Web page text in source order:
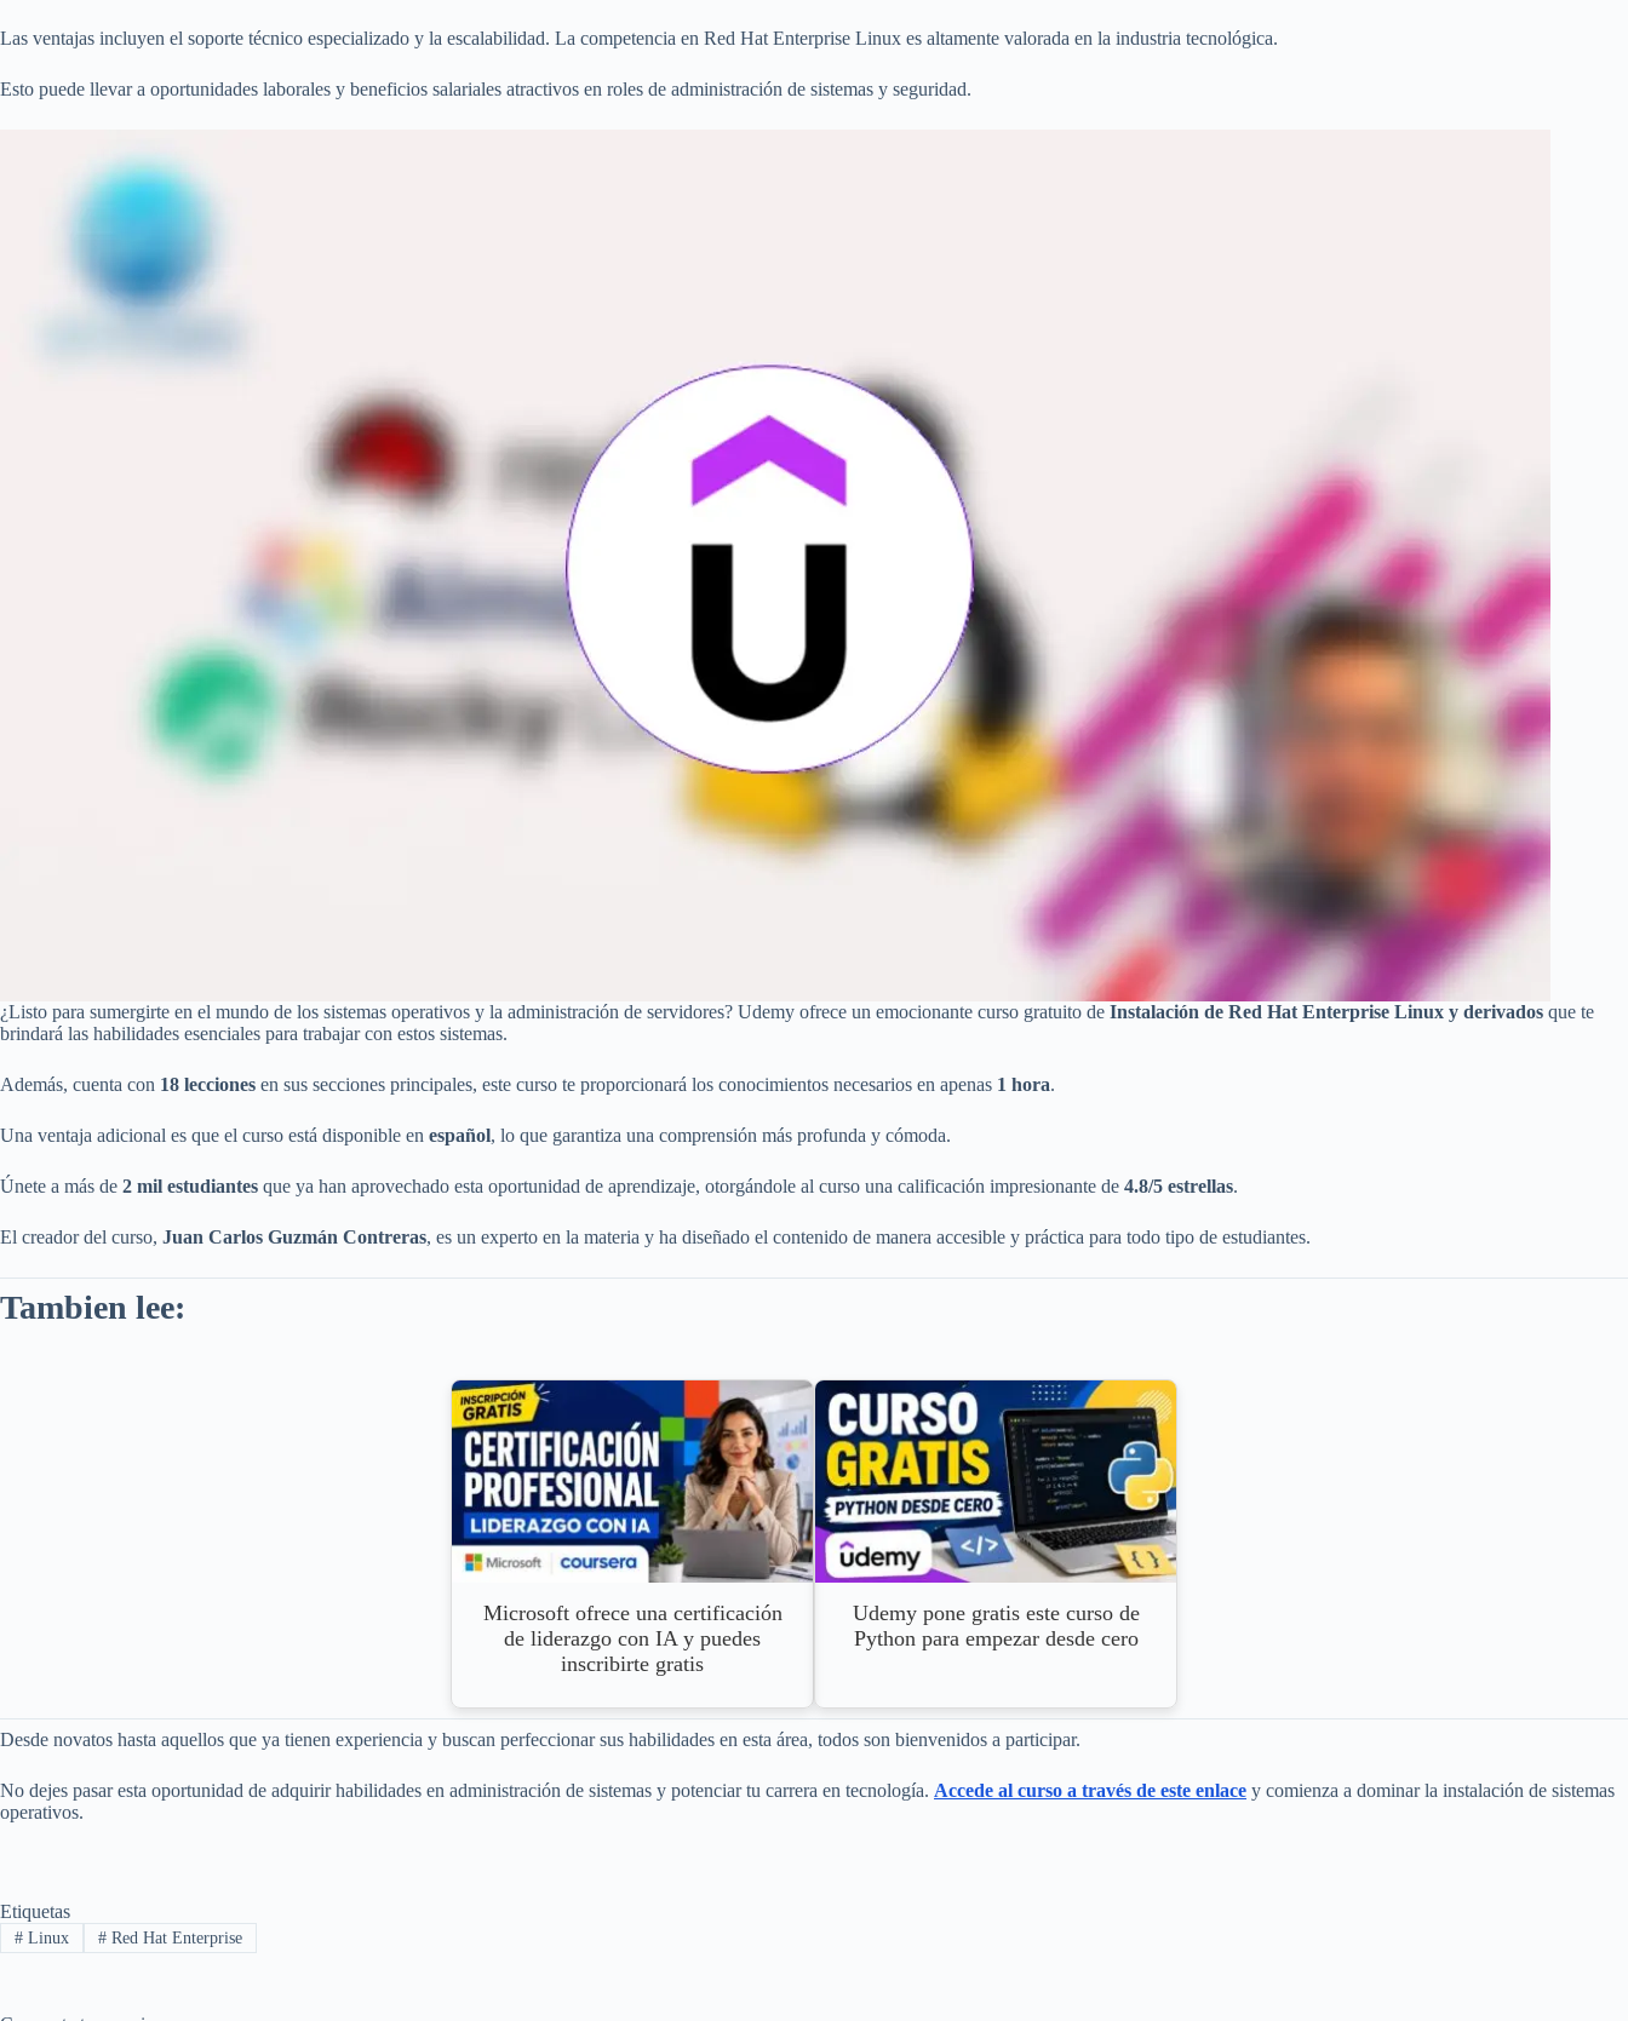
Las ventajas incluyen el soporte técnico especializado y la escalabilidad. La competencia en Red Hat Enterprise Linux es altamente valorada en la industria tecnológica.
Esto puede llevar a oportunidades laborales y beneficios salariales atractivos en roles de administración de sistemas y seguridad.
¿Listo para sumergirte en el mundo de los sistemas operativos y la administración de servidores? Udemy ofrece un emocionante curso gratuito de Instalación de Red Hat Enterprise Linux y derivados que te
brindará las habilidades esenciales para trabajar con estos sistemas.
Además, cuenta con 18 lecciones en sus secciones principales, este curso te proporcionará los conocimientos necesarios en apenas 1 hora.
Una ventaja adicional es que el curso está disponible en español, lo que garantiza una comprensión más profunda y cómoda.
Únete a más de 2 mil estudiantes que ya han aprovechado esta oportunidad de aprendizaje, otorgándole al curso una calificación impresionante de 4.8/5 estrellas.
El creador del curso, Juan Carlos Guzmán Contreras, es un experto en la materia y ha diseñado el contenido de manera accesible y práctica para todo tipo de estudiantes.
Tambien lee:
Microsoft ofrece una certificación
de liderazgo con IA y puedes
inscribirte gratis
Udemy pone gratis este curso de
Python para empezar desde cero
Desde novatos hasta aquellos que ya tienen experiencia y buscan perfeccionar sus habilidades en esta área, todos son bienvenidos a participar.
No dejes pasar esta oportunidad de adquirir habilidades en administración de sistemas y potenciar tu carrera en tecnología. Accede al curso a través de este enlace y comienza a dominar la instalación de sistemas
operativos.
Etiquetas
#Linux #Red Hat Enterprise